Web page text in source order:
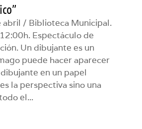
abril / Biblioteca Municipal.
Espectáculo de
Un dibujante es un
puede hacer aparecer
en un papel
la perspectiva sino una
el...